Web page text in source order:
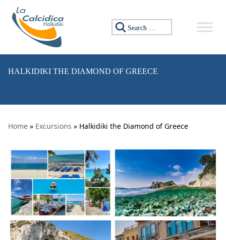
Skip to content
Search for:
HALKIDIKI THE DIAMOND OF GREECE
Home » Excursions » Halkidiki the Diamond of Greece